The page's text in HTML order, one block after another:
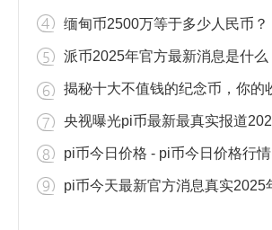
缅甸币2500万等于多少人民币？
pi币今日价格 - pi币今日价格行情